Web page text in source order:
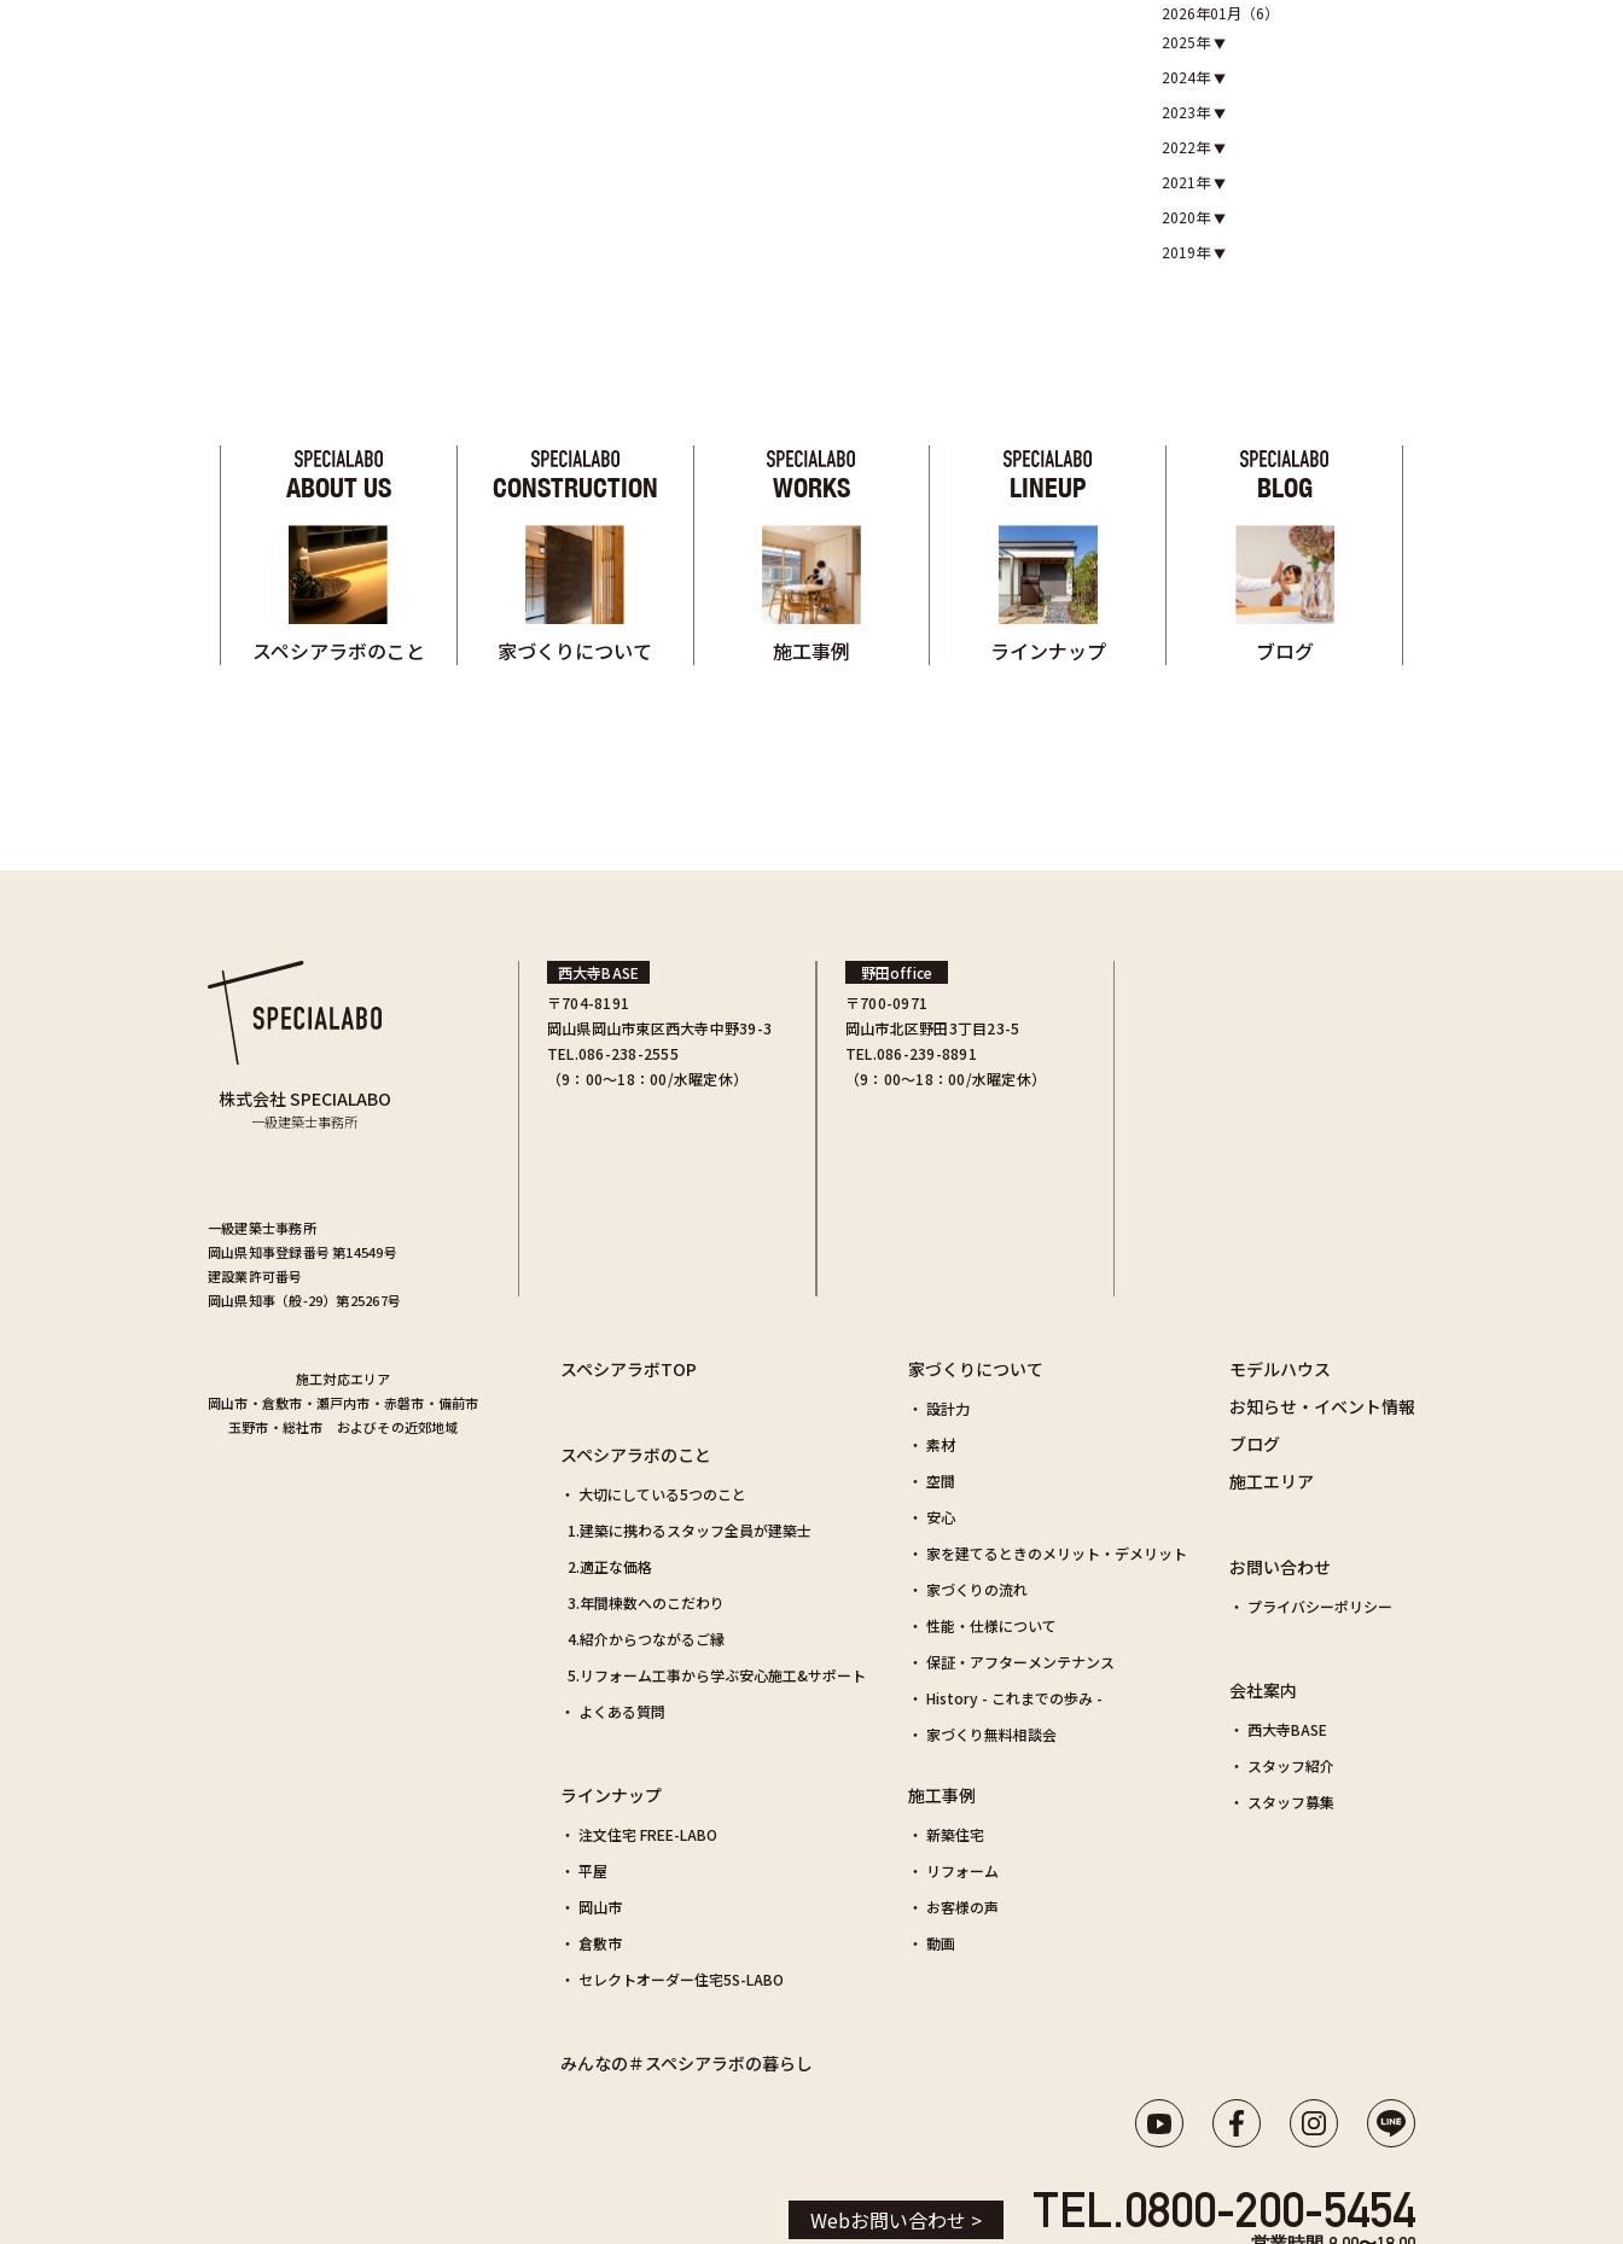
2026年01月（6）
2025年
2024年
2023年
2022年
2021年
2020年
2019年
ABOUT US
スペシアラボのこと
CONSTRUCTION
家づくりについて
WORKS
施工事例
LINEUP
ラインナップ
BLOG
ブログ
株式会社 SPECIALABO
一級建築士事務所
一級建築士事務所
岡山県知事登録番号 第14549号
建設業許可番号
岡山県知事（般-29）第25267号
施工対応エリア
岡山市 ・ 倉敷市 ・ 瀬戸内市 ・ 赤磐市 ・ 備前市
玉野市 ・ 総社市 およびその近郊地域
西大寺BASE
〒704-8191
岡山県岡山市東区西大寺中野39-3
TEL.086-238-2555
（9：00〜18：00/水曜定休）
野田office
〒700-0971
岡山市北区野田3丁目23-5
TEL.086-239-8891
（9：00〜18：00/水曜定休）
スペシアラボTOP
スペシアラボのこと
大切にしている5つのこと
1.建築に携わるスタッフ全員が建築士
2.適正な価格
3.年間棟数へのこだわり
4.紹介からつながるご縁
5.リフォーム工事から学ぶ安心施工&サポート
よくある質問
ラインナップ
注文住宅 FREE-LABO
平屋
岡山市
倉敷市
セレクトオーダー住宅5S-LABO
みんなの＃スペシアラボの暮らし
家づくりについて
設計力
素材
空間
安心
家を建てるときのメリット・デメリット
家づくりの流れ
性能・仕様について
保証・アフターメンテナンス
History - これまでの歩み -
家づくり無料相談会
施工事例
新築住宅
リフォーム
お客様の声
動画
モデルハウス
お知らせ・イベント情報
ブログ
施工エリア
お問い合わせ
プライバシーポリシー
会社案内
西大寺BASE
スタッフ紹介
スタッフ募集
Webお問い合わせ > TEL.0800-200-5454